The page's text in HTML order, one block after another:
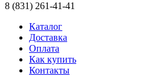
8 (831) 261-41-41
Каталог
Доставка
Оплата
Как купить
Контакты